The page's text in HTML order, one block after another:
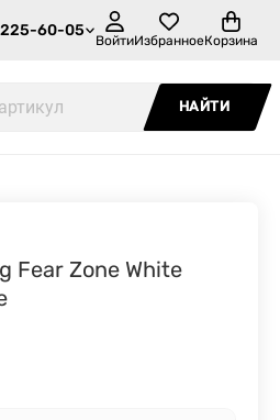
225-60-05
ВойтиИзбранноеКорзина
НАЙТИ
Fear Zone White